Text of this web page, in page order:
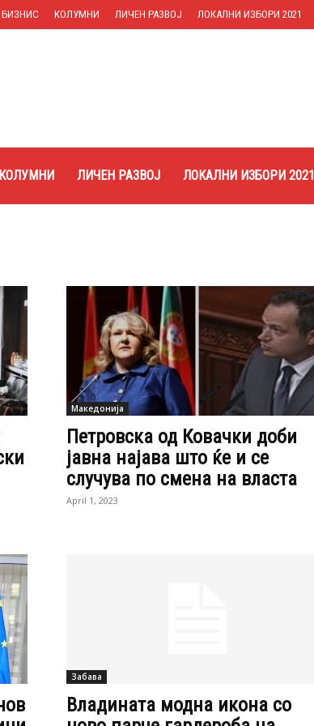
БИЗНИС КОЛУМНИ ЛИЧЕН РАЗВОЈ ЛОКАЛНИ ИЗБОРИ 2021
КОЛУМНИ ЛИЧЕН РАЗВОЈ ЛОКАЛНИ ИЗБОРИ 2021
Македонија
Петровска од Ковачки доби
јавна најава што ќе и се
случува по смена на власта
April 1, 2023
Забава
Владината модна икона со